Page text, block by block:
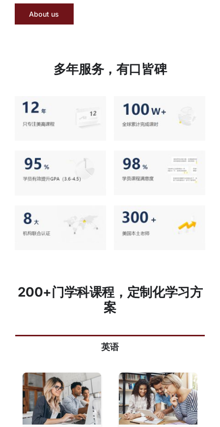
About us
多年服务，有口皆碑
200+门学科课程，定制化学习方
案
英语